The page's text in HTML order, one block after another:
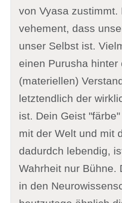
von Vyasa zustimmt.
vehement, dass
unser Selbst ist.
einen Purusha hinter
(materiellen)
letztendlich der
ist. Dein Geist
mit der Welt und mit
dadurdch lebendig,
Wahrheit nur Bühne.
in den